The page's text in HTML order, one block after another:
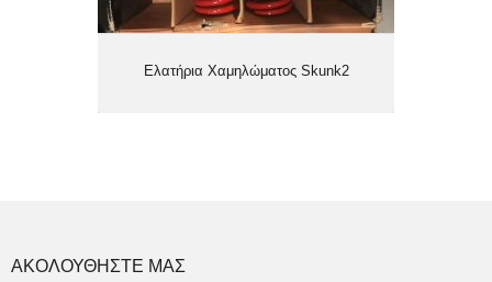
Ελατήρια Χαμηλώματος Skunk2
ΑΚΟΛΟΥΘΗΣΤΕ ΜΑΣ